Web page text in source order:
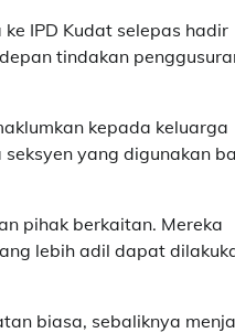
IPD Kudat selepas hadir
tindakan
kepada keluarga
yang digunakan
pihak berkaitan. Mereka
lebih adil dapat
biasa, sebaliknya